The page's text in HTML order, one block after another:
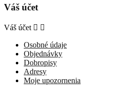
Váš účet
Váš účet  
Osobné údaje
Objednávky
Dobropisy
Adresy
Moje upozornenia